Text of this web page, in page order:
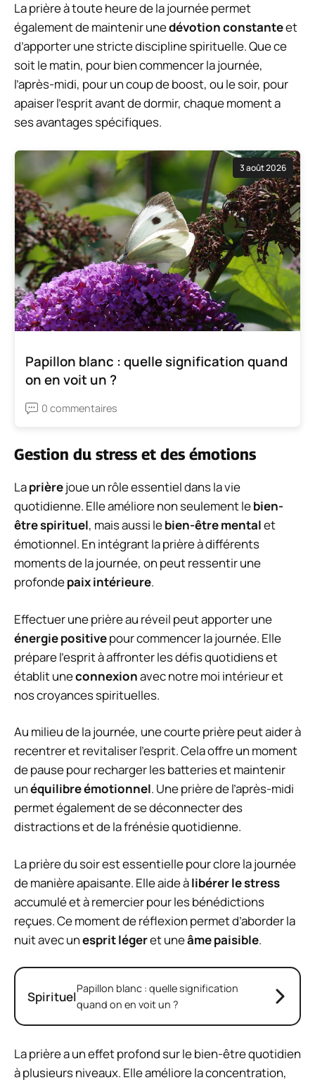
La prière à toute heure de la journée permet
également de maintenir unedévotion constanteet
d’apporter une stricte discipline spirituelle. Que ce
soit le matin, pour bien commencer la journée,
l’après-midi, pour un coup de boost, ou le soir, pour
apaiser l’esprit avant de dormir, chaque moment a
ses avantages spécifiques.
3 août 2026
Papillon blanc : quelle signification quand
on en voit un ?
0 commentaires
Gestion du stress et des émotions
Laprièrejoue un rôle essentiel dans la vie
quotidienne. Elle améliore non seulement lebien-
être spirituel, mais aussi lebien-être mentalet
émotionnel. En intégrant la prière à différents
moments de la journée, on peut ressentir une
profondepaix intérieure.
Effectuer une prière au réveil peut apporter une
énergie positivepour commencer la journée. Elle
prépare l’esprit à affronter les défis quotidiens et
établit uneconnexionavec notre moi intérieur et
nos croyances spirituelles.
Au milieu de la journée, une courte prière peut aider à
recentrer et revitaliser l’esprit. Cela offre un moment
de pause pour recharger les batteries et maintenir
unéquilibre émotionnel. Une prière de l’après-midi
permet également de se déconnecter des
distractions et de la frénésie quotidienne.
La prière du soir est essentielle pour clore la journée
de manière apaisante. Elle aide àlibérer le stress
accumulé et à remercier pour les bénédictions
reçues. Ce moment de réflexion permet d’aborder la
nuit avec unesprit légeret uneâme paisible.
SpirituelPapillon blanc : quelle signification
quand on en voit un ?
La prière a un effet profond sur le bien-être quotidien
à plusieurs niveaux. Elle améliore la concentration,